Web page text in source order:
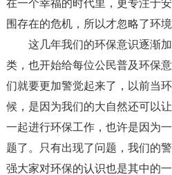
在一个幸福的时代里，更专注于
围存在的危机，所以才忽略了环境
这几年我们的环保意识逐渐
类，也开始给每位公民普及环保
们就要更加警觉起来了，以前当
候，是因为我们的大自然还可以
一起进行环保工作，也许是因为
题了。只有出现了问题，我们的
强大家对环保的认识也是其中的